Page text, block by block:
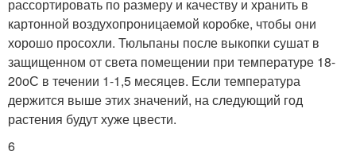
рассортировать по размеру и качеству и хранить в
картонной воздухопроницаемой коробке, чтобы они
хорошо просохли. Тюльпаны после выкопки сушат в
защищенном от света помещении при температуре 18-
20оС в течении 1-1,5 месяцев. Если температура
держится выше этих значений, на следующий год
растения будут хуже цвести.
6